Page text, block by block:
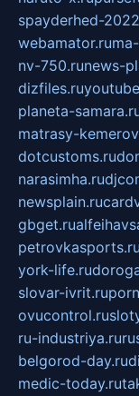
spayderhed-
webamator.ru
nv-750.runews-
dizfiles.ru
planeta-
matrasy-
dotcustoms.ru
narasimha.ru
newsplain.ru
gbget.ru
petrovkasports.ru
york-life.ru
slovar-ivrit.ru
ovucontrol.ru
ru-industriya.ru
belgorod-day.ru
medic-today.ru